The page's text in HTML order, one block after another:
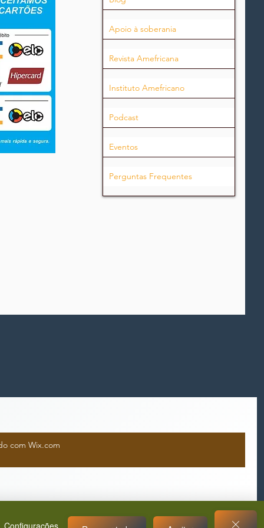
Apoio à soberania
Revista Amefricana
Instituto Amefricano
Podcast
Eventos
Perguntas Frequentes
com Wix.com
Configurações